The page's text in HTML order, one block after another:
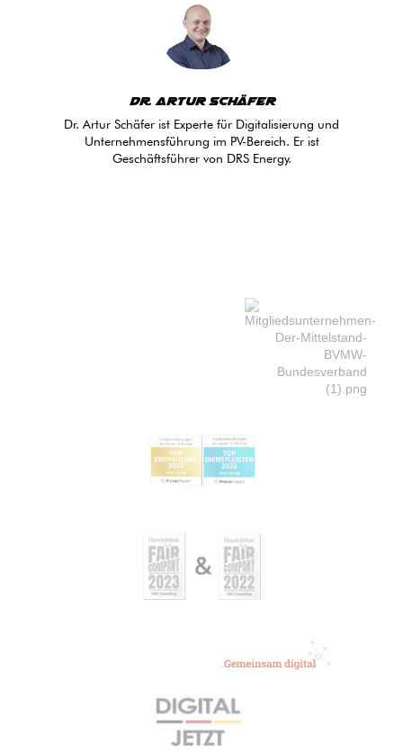
Dr. Artur Schäfer
Dr. Artur Schäfer ist Experte für Digitalisierung und
Unternehmensführung im PV-Bereich. Er ist
Geschäftsführer von DRS Energy.